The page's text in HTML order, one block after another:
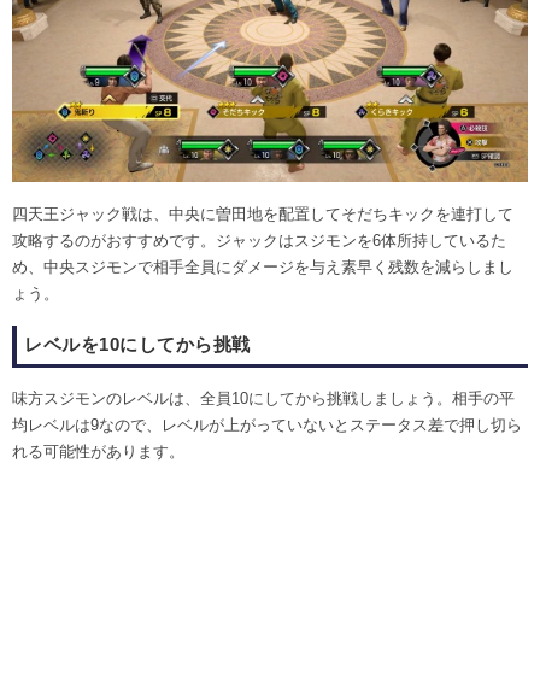
四天王ジャック戦は、中央に曽田地を配置してそだちキックを連打して
攻略するのがおすすめです。ジャックはスジモンを6体所持しているた
め、中央スジモンで相手全員にダメージを与え素早く残数を減らしまし
ょう。
レベルを10にしてから挑戦
味方スジモンのレベルは、全員10にしてから挑戦しましょう。相手の平
均レベルは9なので、レベルが上がっていないとステータス差で押し切ら
れる可能性があります。